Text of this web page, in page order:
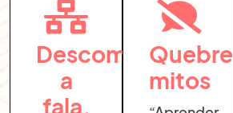
Descomplique
a
fala,
Quebre
mitos